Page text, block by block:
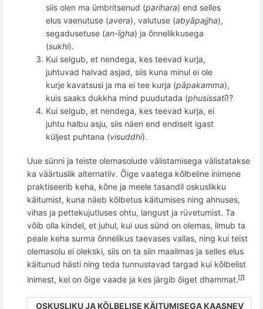
siis olen ma ümbritsenud (parihara) end selles
elus vaenutuse (avera), valutuse (abyāpajjha),
segadusetuse (an-īgha) ja õnnelikkusega
(sukhi).
Kui selgub, et nendega, kes teevad kurja,
juhtuvad halvad asjad, siis kuna minul ei ole
kurje kavatsusi ja ma ei tee kurja (pāpakamma),
kuis saaks dukkha mind puudutada (phusissatī)?
Kui selgub, et nendega, kes teevad kurja, ei
juhtu halbu asju, siis näen end endiselt igast
küljest puhtana (visuddhi).
Uue sünni ja teiste olemasolude välistamisega välistatakse
ka väärtuslik alternatiiv. Õige vaatega kõlbeline inimene
praktiseerib keha, kõne ja meele tasandil oskuslikku
käitumist, kuna näeb kõlbetus käitumises ning ahnuses,
vihas ja pettekujutluses ohtu, langust ja rüvetumist. Ta
võib olla kindel, et juhul, kui uus sünd on olemas, ilmub ta
peale keha surma õnnelikus taevases vallas, ning kui teist
olemasolu ei olekski, siis on ta siin maailmas ja selles elus
käitunud hästi ning teda tunnustavad targad kui kõlbelist
inimest, kel on õige vaade ja kes järgib õiget dhammat. [7]
OSKUSLIKU JA KÕLBELISE KÄITUMISEGA KAASNEV